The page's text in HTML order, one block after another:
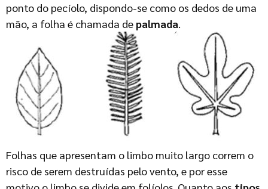
ponto do pecíolo, dispondo-se como os dedos de uma
mão, a folha é chamada de palmada.
Folhas que apresentam o limbo muito largo correm o
risco de serem destruídas pelo vento, e por esse